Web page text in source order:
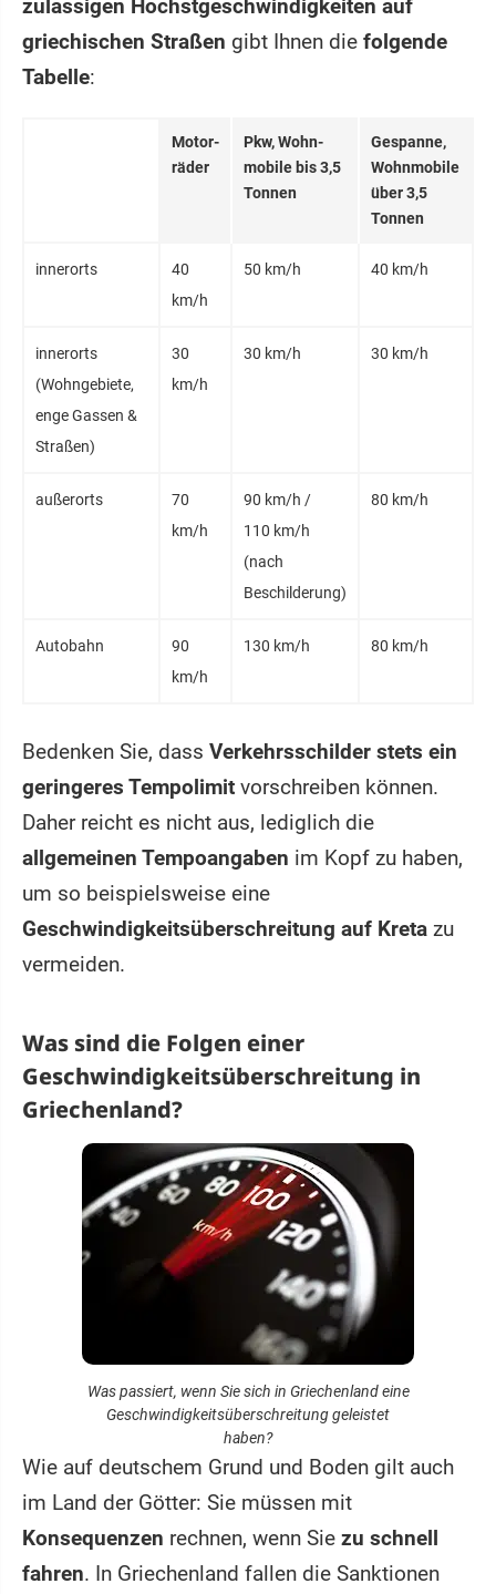
zulässigen Höchstgeschwindigkeiten auf
griechischen Straßen gibt Ihnen die folgende
Tabelle:
Motor­
räder
Pkw, Wohn­
mobile bis 3,5
Ton­nen
Ge­spanne,
Wohn­mobile
über 3,5
Ton­nen
inner­orts
40
km/h
50 km/h 40 km/h
inner­orts
(Wohn­gebiete,
enge Gassen &
Straßen)
30
km/h
30 km/h 30 km/h
außer­orts
70
km/h
90 km/h /
110 km/h
(nach
Beschilderung)
80 km/h
Auto­bahn
90
km/h
130 km/h 80 km/h
Bedenken Sie, dass Verkehrsschilder stets ein
geringeres Tempolimit vorschreiben können.
Daher reicht es nicht aus, lediglich die
allgemeinen Tempoangaben im Kopf zu haben,
um so beispielsweise eine
Geschwindigkeitsüberschreitung auf Kreta zu
vermeiden.
Was sind die Folgen einer
Geschwindigkeitsüberschreitung in
Griechenland?
Was passiert, wenn Sie sich in Griechenland eine
Geschwindigkeitsüberschreitung geleistet
haben?
Wie auf deutschem Grund und Boden gilt auch
im Land der Götter: Sie müssen mit
Konsequenzen rechnen, wenn Sie zu schnell
fahren. In Griechenland fallen die Sanktionen